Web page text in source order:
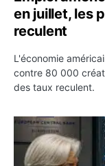
en juillet, les
reculent
L'économie
contre 80 000
des taux reculent.
Yen :